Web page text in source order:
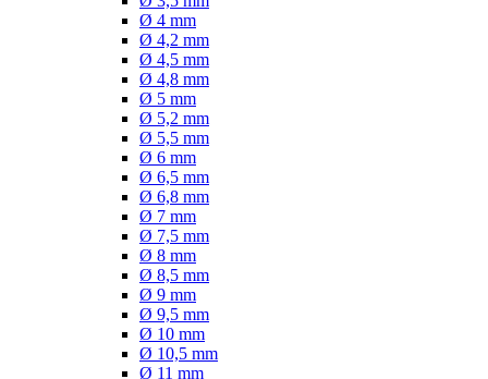
Ø 4 mm
Ø 4,2 mm
Ø 4,5 mm
Ø 4,8 mm
Ø 5 mm
Ø 5,2 mm
Ø 5,5 mm
Ø 6 mm
Ø 6,5 mm
Ø 6,8 mm
Ø 7 mm
Ø 7,5 mm
Ø 8 mm
Ø 8,5 mm
Ø 9 mm
Ø 9,5 mm
Ø 10 mm
Ø 10,5 mm
Ø 11 mm